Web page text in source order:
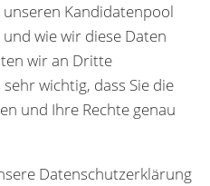
Kandidatenpool
wie wir diese Daten
wir an Dritte
wichtig, dass Sie die
und Ihre Rechte genau
Datenschutzerklärung